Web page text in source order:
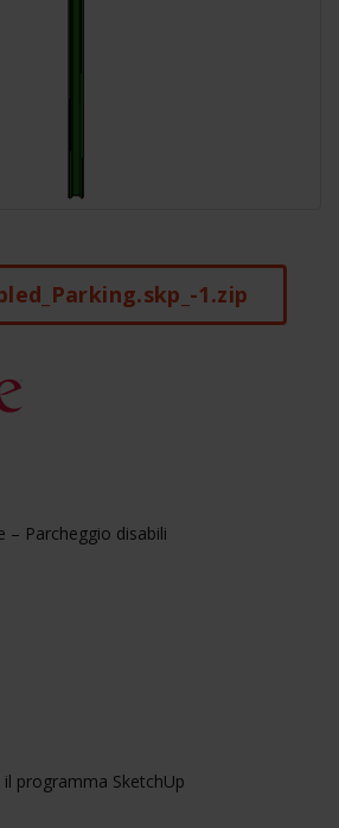
1.zip
– Parcheggio disabili
programma SketchUp